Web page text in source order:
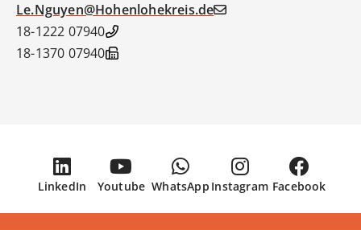
Le.Nguyen@Hohenlohekreis.de
07940 18-1222
07940 18-1370
Facebook
Instagram
WhatsApp
Youtube
LinkedIn